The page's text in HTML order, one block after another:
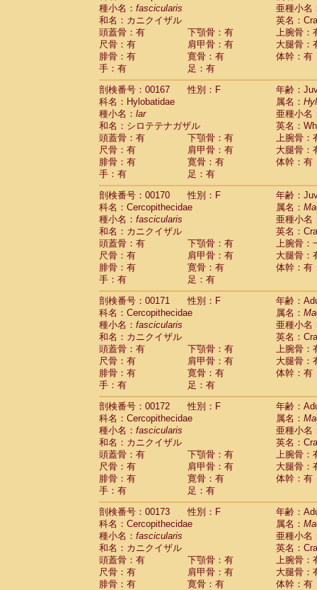
種小名： fascicularis
亜種小名
和名：カニクイザル
英名：
頭蓋骨：有
下顎骨：有
上腕骨：
尺骨：有
肩甲骨：有
大腿骨：
腓骨：有
寛骨：有
体幹：有
手：有
足：有
剖検番号：00167
性別：F
年齢：
科名：Hylobatidae
属名：
種小名： lar
亜種小名
和名：シロテテナガザル
英名：
頭蓋骨：有
下顎骨：有
上腕骨：
尺骨：有
肩甲骨：有
大腿骨：
腓骨：有
寛骨：有
体幹：有
手：有
足：有
剖検番号：00170
性別：F
年齢：
科名：Cercopithecidae
属名：
種小名： fascicularis
亜種小名
和名：カニクイザル
英名：
頭蓋骨：有
下顎骨：有
上腕骨：
尺骨：有
肩甲骨：有
大腿骨：
腓骨：有
寛骨：有
体幹：有
手：有
足：有
剖検番号：00171
性別：F
年齢：
科名：Cercopithecidae
属名：
種小名： fascicularis
亜種小名
和名：カニクイザル
英名：
頭蓋骨：有
下顎骨：有
上腕骨：
尺骨：有
肩甲骨：有
大腿骨：
腓骨：有
寛骨：有
体幹：有
手：有
足：有
剖検番号：00172
性別：F
年齢：
科名：Cercopithecidae
属名：
種小名： fascicularis
亜種小名
和名：カニクイザル
英名：
頭蓋骨：有
下顎骨：有
上腕骨：
尺骨：有
肩甲骨：有
大腿骨：
腓骨：有
寛骨：有
体幹：有
手：有
足：有
剖検番号：00173
性別：F
年齢：
科名：Cercopithecidae
属名：
種小名： fascicularis
亜種小名
和名：カニクイザル
英名：
頭蓋骨：有
下顎骨：有
上腕骨：
尺骨：有
肩甲骨：有
大腿骨：
腓骨：有
寛骨：有
体幹：有